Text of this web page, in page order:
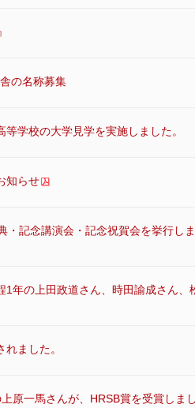
の名称募集
学校の大学見学を実施しました。
知らせ
記念講演会・記念祝賀会を挙行しま
年の上田政道さん、時田諭成さん、
ました。
原一馬さんが、HRSB賞を受賞しまし